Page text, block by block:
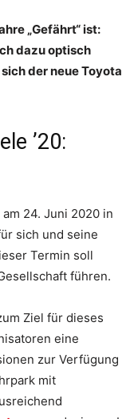
„Gefährt“ ist:
dazu optisch
der neue Toyota
’20:
24. Juni 2020 in
sich und seine
Termin soll
führen.
Ziel für dieses
eine
zur Verfügung
mit